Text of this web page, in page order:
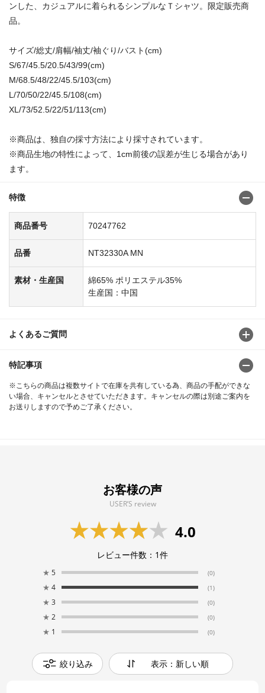
ンした、カジュアルに着られるシンプルなＴシャツ。限定販売商
品。
サイズ/総丈/肩幅/袖丈/袖ぐり/バスト(cm)
S/67/45.5/20.5/43/99(cm)
M/68.5/48/22/45.5/103(cm)
L/70/50/22/45.5/108(cm)
XL/73/52.5/22/51/113(cm)
※商品は、独自の採寸方法により採寸されています。
※商品生地の特性によって、1cm前後の誤差が生じる場合があり
ます。
特徴
商品番号 70247762
品番 NT32330A MN
素材・生産国
綿65% ポリエステル35%
生産国：中国
よくあるご質問
特記事項
※こちらの商品は複数サイトで在庫を共有している為、商品の手配ができな
い場合、キャンセルとさせていただきます。キャンセルの際は別途ご案内を
お送りしますので予めご了承ください。
お客様の声
USER’S review
4.0
レビュー件数： 1件
★ 5 (0)
★ 4 (1)
★ 3 (0)
★ 2 (0)
★ 1 (0)
絞り込み 表示：新しい順